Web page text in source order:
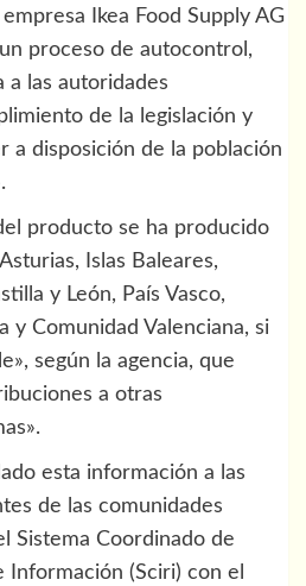
Ikea Food Supply AG
proceso de autocontrol,
a las autoridades
de la legislación y
a disposición de la población
producto se ha producido
Islas Baleares,
y León, País Vasco,
y Comunidad Valenciana, si
según la agencia, que
a otras
esta información a las
de las comunidades
Sistema Coordinado de
Información (Sciri) con el